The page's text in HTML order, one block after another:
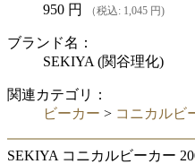
950 円 （税込: 1,045 円)
ブランド名：
SEKIYA (関谷理化)
関連カテゴリ：
ビーカー > コニカルビ
SEKIYA コニカルビーカー